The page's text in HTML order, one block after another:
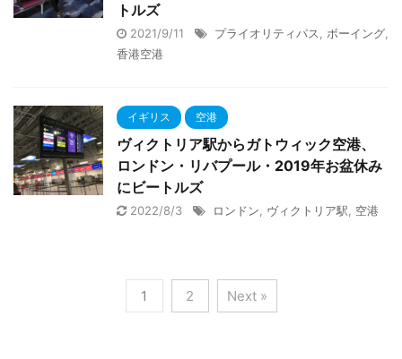
トルズ
2021/9/11 プライオリティパス ボーイング
香港空港
イギリス 空港
ヴィクトリア駅からガトウィック空港、
ロンドン・リバプール・2019年お盆休み
にビートルズ
2022/8/3 ロンドン ヴィクトリア駅 空港
1 2 Next »